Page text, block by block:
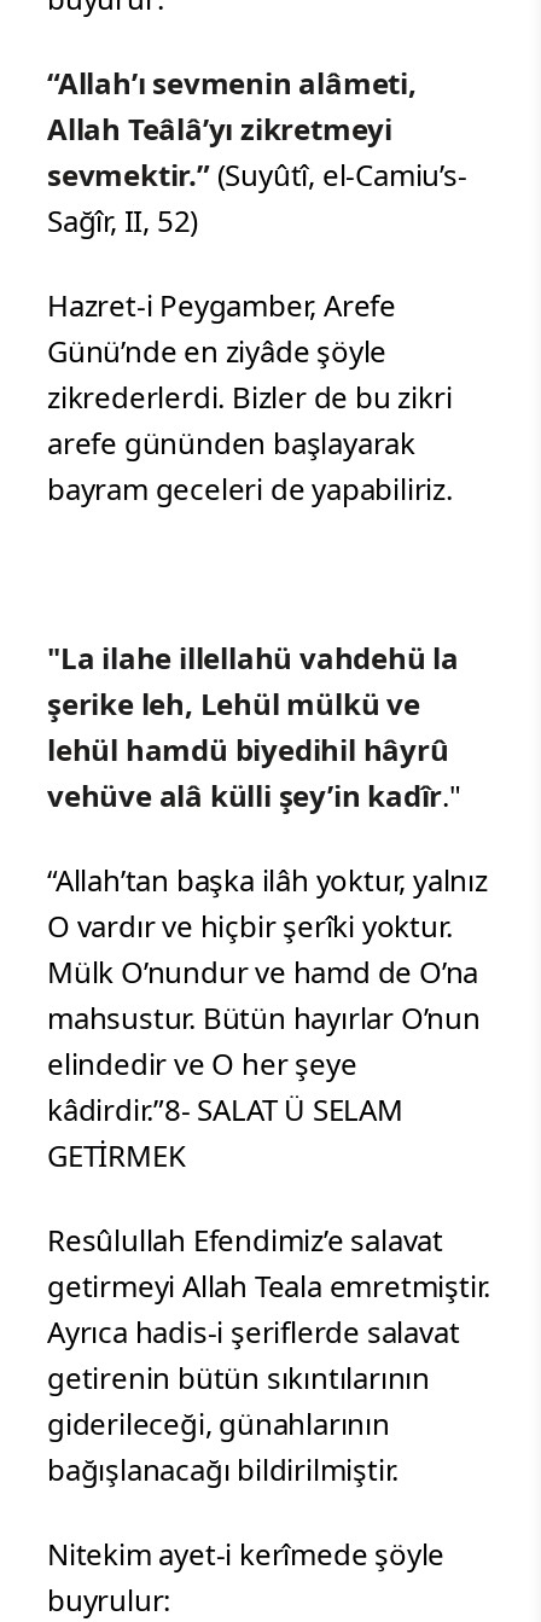
“Allah’ı sevmenin alâmeti,
Allah Teâlâ’yı zikretmeyi
sevmektir.”(Suyûtî, el-Camiu’s-
Sağîr, II, 52)
Hazret-i Peygamber, Arefe
Günü’nde en ziyâde şöyle
zikrederlerdi. Bizler de bu zikri
arefe gününden başlayarak
bayram geceleri de yapabiliriz.
"La ilahe illellahü vahdehü la
şerike leh, Lehül mülkü ve
lehül hamdü biyedihil hâyrû
vehüve alâ külli şey’in kadîr."
“Allah’tan başka ilâh yoktur, yalnız
O vardır ve hiçbir şerîki yoktur.
Mülk O’nundur ve hamd de O’na
mahsustur. Bütün hayırlar O’nun
elindedir ve O her şeye
kâdirdir.”8- SALAT Ü SELAM
GETİRMEK
Resûlullah Efendimiz’e salavat
getirmeyi Allah Teala emretmiştir.
Ayrıca hadis-i şeriflerde salavat
getirenin bütün sıkıntılarının
giderileceği, günahlarının
bağışlanacağı bildirilmiştir.
Nitekim ayet-i kerîmede şöyle
buyrulur: